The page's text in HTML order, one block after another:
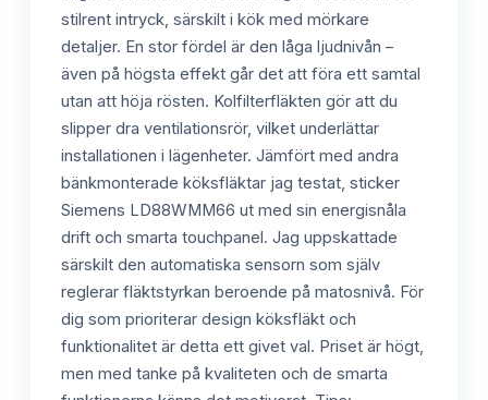
stilrent intryck, särskilt i kök med mörkare
detaljer. En stor fördel är den låga ljudnivån –
även på högsta effekt går det att föra ett samtal
utan att höja rösten. Kolfilterfläkten gör att du
slipper dra ventilationsrör, vilket underlättar
installationen i lägenheter. Jämfört med andra
bänkmonterade köksfläktar jag testat, sticker
Siemens LD88WMM66 ut med sin energisnåla
drift och smarta touchpanel. Jag uppskattade
särskilt den automatiska sensorn som själv
reglerar fläktstyrkan beroende på matosnivå. För
dig som prioriterar design köksfläkt och
funktionalitet är detta ett givet val. Priset är högt,
men med tanke på kvaliteten och de smarta